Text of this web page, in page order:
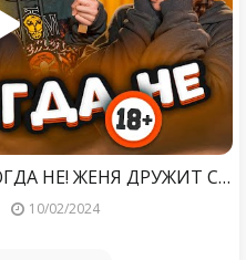
ЦУ Е ФА ИГРАЮТ В Я НИКОГДА НЕ! ЖЕНЯ ДРУЖИТ С БЫВШЕЙ? Давид Туров, Милана Некрасова, Аслан Шукаша
10/02/2024